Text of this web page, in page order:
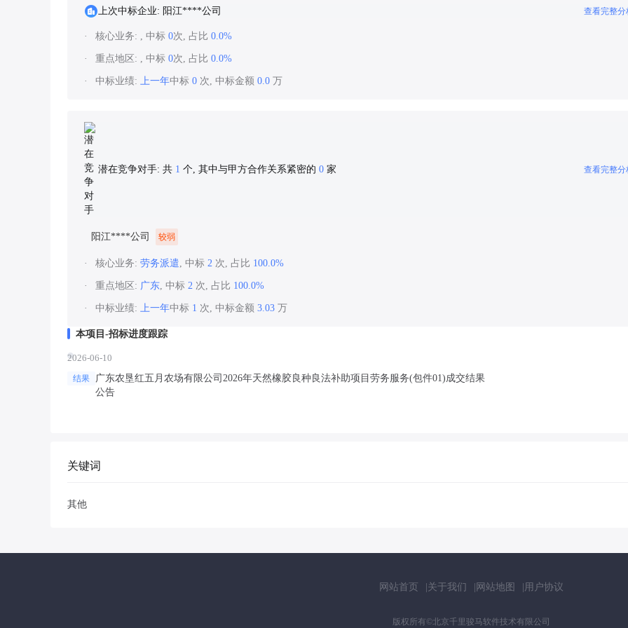
上次中标企业: 阳江****公司 查看完整分
核心业务: , 中标 0次, 占比 0.0%
重点地区: , 中标 0次, 占比 0.0%
中标业绩: 上一年中标 0 次, 中标金额 0.0 万
潜在竞争对手: 共 1 个, 其中与甲方合作关系紧密的 0 家 查看完整分
阳江****公司 较弱
核心业务: 劳务派遣, 中标 2 次, 占比 100.0%
重点地区: 广东, 中标 2 次, 占比 100.0%
中标业绩: 上一年中标 1 次, 中标金额 3.03 万
本项目-招标进度跟踪
2026-06-10
结果
广东农垦红五月农场有限公司2026年天然橡胶良种良法补助项目劳务服务(包件01)成交结果
公告
关键词
其他
网站首页 关于我们 网站地图 用户协议
版权所有©北京千里骏马软件技术有限公司